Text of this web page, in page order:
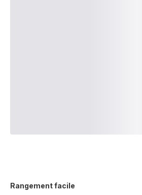
Rangement facile